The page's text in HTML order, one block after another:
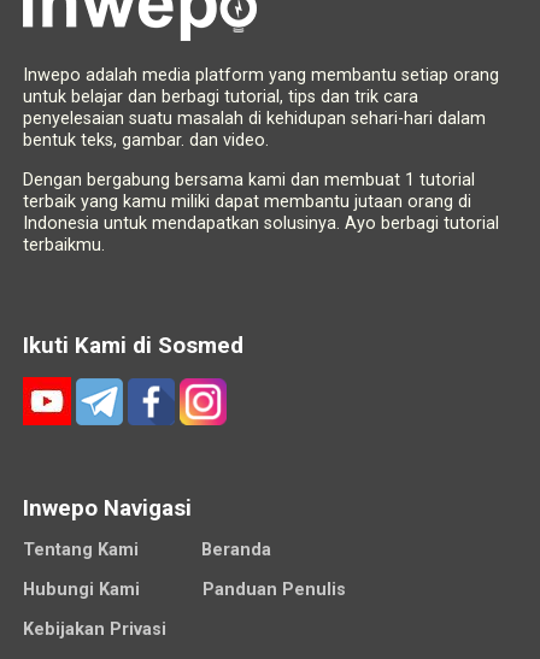
Inwepo adalah media platform yang membantu setiap orang
untuk belajar dan berbagi tutorial, tips dan trik cara
penyelesaian suatu masalah di kehidupan sehari-hari dalam
bentuk teks, gambar. dan video.
Dengan bergabung bersama kami dan membuat 1 tutorial
terbaik yang kamu miliki dapat membantu jutaan orang di
Indonesia untuk mendapatkan solusinya. Ayo berbagi tutorial
terbaikmu.
Ikuti Kami di Sosmed
Inwepo Navigasi
Tentang Kami
Beranda
Hubungi Kami
Panduan Penulis
Kebijakan Privasi